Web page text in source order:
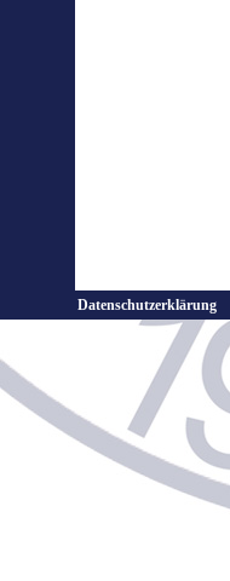
Datenschutzerklärung